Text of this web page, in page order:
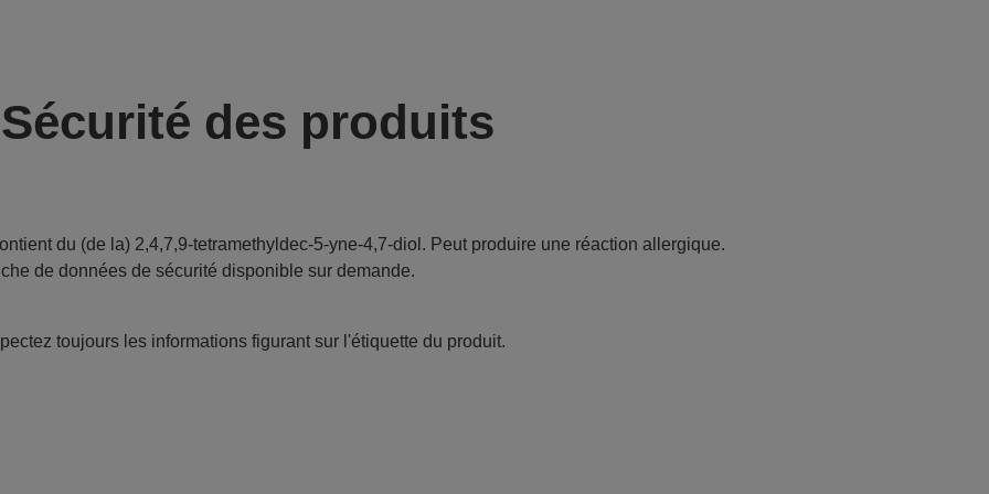
Sécurité des produits
du (de la) 2,4,7,9-tetramethyldec-5-yne-4,7-diol. Peut produire une réaction allergique.
de données de sécurité disponible sur demande.
toujours les informations figurant sur l'étiquette du produit.